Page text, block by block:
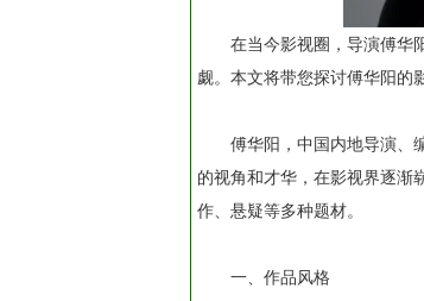
在当今影视圈，导演傅华
觑。本文将带您探讨傅华阳的
傅华阳，中国内地导演、
的视角和才华，在影视界逐渐
作、悬疑等多种题材。
一、作品风格